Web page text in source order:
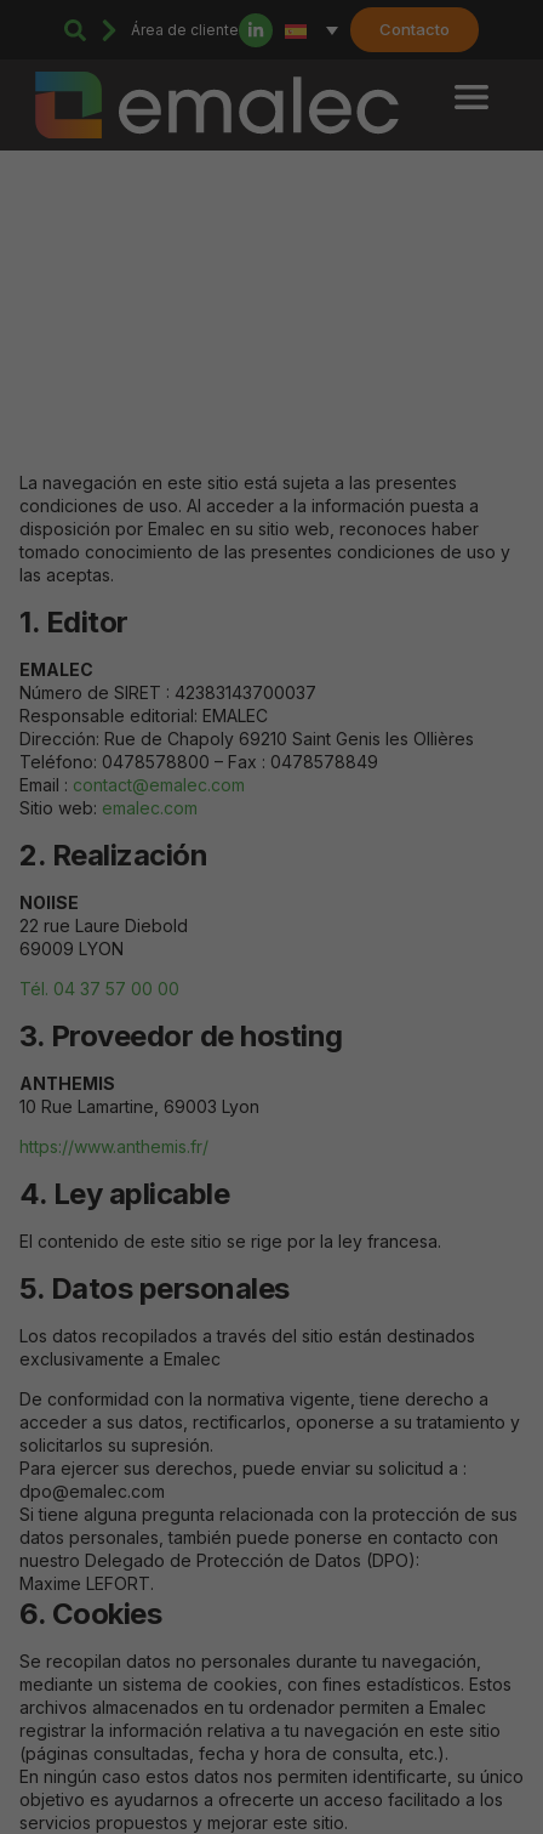
Área de cliente Contacto
La navegación en este sitio está sujeta a las presentes
condiciones de uso. Al acceder a la información puesta a
disposición por Emalec en su sitio web, reconoces haber
tomado conocimiento de las presentes condiciones de uso y
las aceptas.
1. Editor
EMALEC
Número de SIRET : 42383143700037
Responsable editorial: EMALEC
Dirección: Rue de Chapoly 69210 Saint Genis les Ollières
Teléfono: 0478578800 – Fax : 0478578849
Email : contact@emalec.com
Sitio web: emalec.com
2. Realización
NOIISE
22 rue Laure Diebold
69009 LYON
Tél. 04 37 57 00 00
3. Proveedor de hosting
ANTHEMIS
10 Rue Lamartine, 69003 Lyon
https://www.anthemis.fr/
4. Ley aplicable
El contenido de este sitio se rige por la ley francesa.
5. Datos personales
Los datos recopilados a través del sitio están destinados
exclusivamente a Emalec
De conformidad con la normativa vigente, tiene derecho a
acceder a sus datos, rectificarlos, oponerse a su tratamiento y
solicitarlos su supresión.
Para ejercer sus derechos, puede enviar su solicitud a :
dpo@emalec.com
Si tiene alguna pregunta relacionada con la protección de sus
datos personales, también puede ponerse en contacto con
nuestro Delegado de Protección de Datos (DPO):
Maxime LEFORT.
6. Cookies
Se recopilan datos no personales durante tu navegación,
mediante un sistema de cookies, con fines estadísticos. Estos
archivos almacenados en tu ordenador permiten a Emalec
registrar la información relativa a tu navegación en este sitio
(páginas consultadas, fecha y hora de consulta, etc.).
En ningún caso estos datos nos permiten identificarte, su único
objetivo es ayudarnos a ofrecerte un acceso facilitado a los
servicios propuestos y mejorar este sitio.